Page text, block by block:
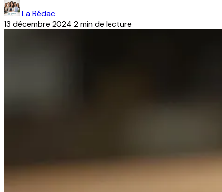
La Rédac
13 décembre 2024 2 min de lecture